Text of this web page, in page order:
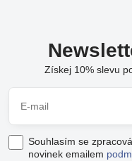
Získej 10% slevu
Souhlasím se
novinek emailem